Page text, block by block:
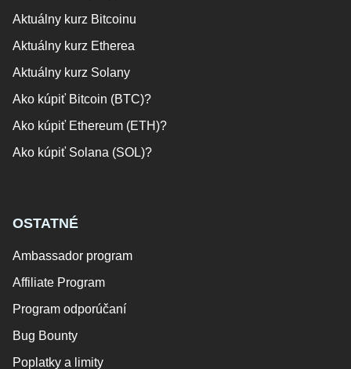
Aktuálny kurz Bitcoinu
Aktuálny kurz Etherea
Aktuálny kurz Solany
Ako kúpiť Bitcoin (BTC)?
Ako kúpiť Ethereum (ETH)?
Ako kúpiť Solana (SOL)?
OSTATNÉ
Ambassador program
Affiliate Program
Program odporúčaní
Bug Bounty
Poplatky a limity